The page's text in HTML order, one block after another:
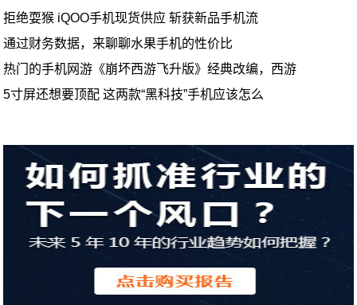
拒绝耍猴 iQOO手机现货供应 斩获新品手机流
通过财务数据，来聊聊水果手机的性价比
热门的手机网游《崩坏西游飞升版》经典改编，西游
5寸屏还想要顶配 这两款“黑科技”手机应该怎么